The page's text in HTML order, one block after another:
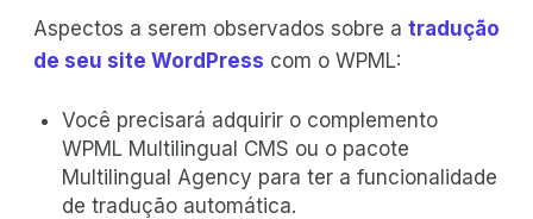
Aspectos a serem observados sobre a tradução
de seu site WordPress com o WPML:
Você precisará adquirir o complemento
WPML Multilingual CMS ou o pacote
Multilingual Agency para ter a funcionalidade
de tradução automática.